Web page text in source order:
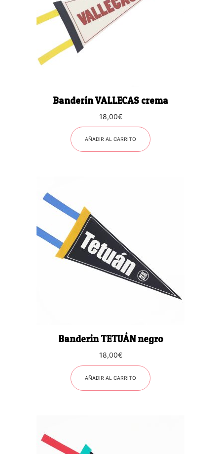
Banderín VALLECAS crema
18,00€
AÑADIR AL CARRITO
Banderín TETUÁN negro
18,00€
AÑADIR AL CARRITO